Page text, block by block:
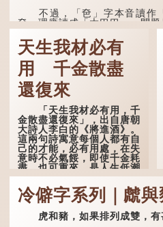
不過，「夿」字本音讀作
夿」理應讀成「大巴巴」。問題
天生我材必有
用 千金散盡
還復來
「天生我材必有用，千
金散盡還復來」，出自唐朝
大詩人李白的《將進酒》。
這兩句詩寓意每個人都有自
己的才能，必有用處，在失
意時不必氣餒，即使千金耗
盡，也可重來，是人生低潮
時激勵向上的名句。
原詩寫道：「人生得意
須盡歡，莫使金樽空對月。
天生我材必有用，千金散盡
冷僻字系列｜虤與
虎和豬，如果排列成雙，有